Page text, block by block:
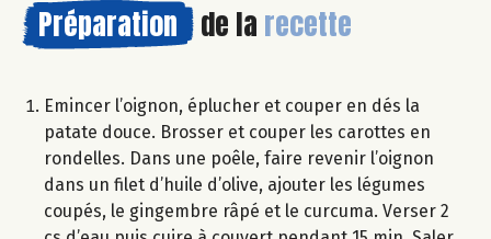
Préparation de la recette
Emincer l’oignon, éplucher et couper en dés la
patate douce. Brosser et couper les carottes en
rondelles. Dans une poêle, faire revenir l’oignon
dans un filet d’huile d’olive, ajouter les légumes
coupés, le gingembre râpé et le curcuma. Verser 2